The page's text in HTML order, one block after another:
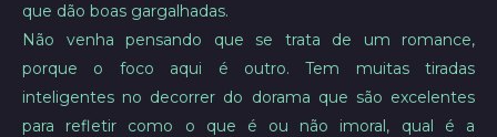
que dão boas gargalhadas.
Não venha pensando que se trata de um romance,
porque o foco aqui é outro. Tem muitas tiradas
inteligentes no decorrer do dorama que são excelentes
para refletir como o que é ou não imoral, qual é a